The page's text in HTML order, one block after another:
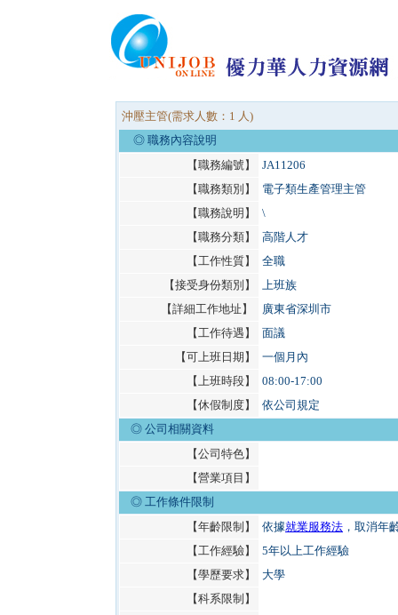
沖壓主管(需求人數：1 人)
◎ 職務內容說明
【職務編號】
JA11206
【職務類別】
電子類生產管理主管
【職務說明】
\
【職務分類】
高階人才
【工作性質】
全職
【接受身份類別】
上班族
【詳細工作地址】
廣東省深圳市
【工作待遇】
面議
【可上班日期】
一個月內
【上班時段】
08:00-17:00
【休假制度】
依公司規定
◎ 公司相關資料
【公司特色】
【營業項目】
◎ 工作條件限制
【年齡限制】
依據就業服務法 ，取消年
【工作經驗】
5年以上工作經驗
【學歷要求】
大學
【科系限制】